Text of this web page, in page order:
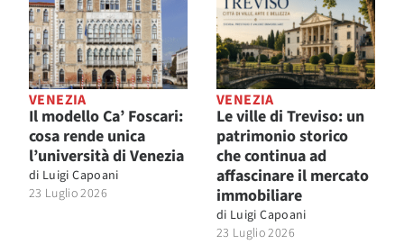
VENEZIA
Il modello Ca’ Foscari:
cosa rende unica
l’università di Venezia
di Luigi Capoani
23 Luglio 2026
VENEZIA
Le ville di Treviso: un
patrimonio storico
che continua ad
affascinare il mercato
immobiliare
di Luigi Capoani
23 Luglio 2026